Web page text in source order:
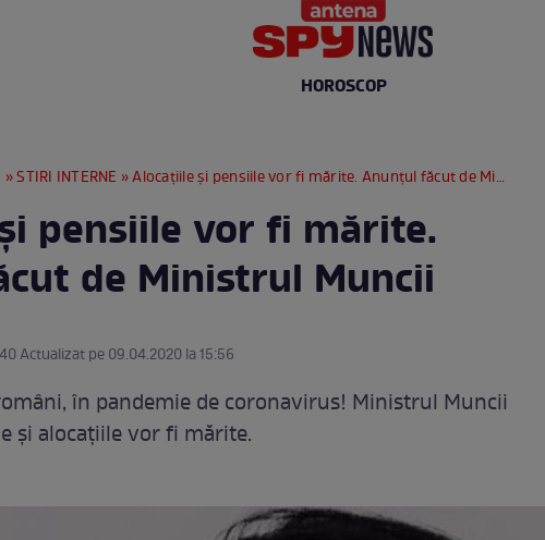
HOROSCOP
»STIRI INTERNE » Alocațiile și pensiile vor fi mărite. Anunțul făcut de Ministrul Muncii
pensiile vor fi mărite.
de Ministrul Muncii
Actualizat pe 09.04.2020 la 15:56
în pandemie de coronavirus! Ministrul Muncii
și alocațiile vor fi mărite.